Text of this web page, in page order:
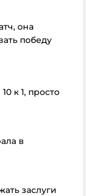
она
победу
к 1, просто
в
заслуги